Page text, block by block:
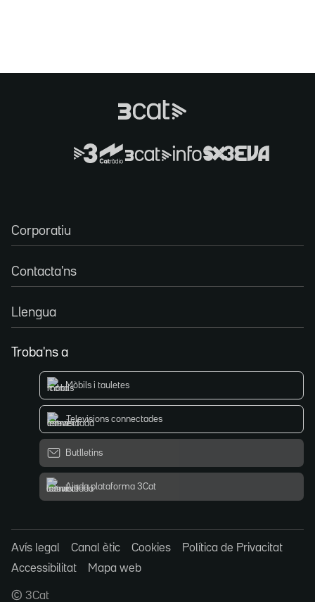
Corporatiu
Contacta'ns
Llengua
Troba'ns a
Mòbils i tauletes
Televisions connectades
Butlletins
Ajuda plataforma 3Cat
Avís legal Canal ètic Cookies
Política de Privacitat
Accessibilitat
Mapa web
© 3Cat